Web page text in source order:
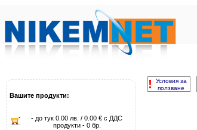
Вашите продукти:
- до тук 0.00 лв. / 0.00 € с ДДС
продукти - 0 бр.
!
Условия за
ползване